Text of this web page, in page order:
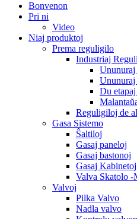
Bonvenon
Pri ni
Video
Niaj produktoj
Prema reguligilo
Industriaj
Ununuraj
Ununuraj
Du
Reguligiloj de
Gasa Sistemo
Ŝaltiloj
Gasaj paneloj
Gasaj bastonoj
Gasaj Kabinetoj
Valva Skatolo
Valvoj
Pilka Valvo
Nadla valvo